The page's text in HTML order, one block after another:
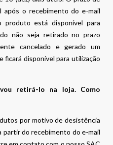
após o recebimento do e-mail
está disponível para
não seja retirado no prazo
cancelado e gerado um
ficará disponível para utilização
retirá-lo na loja. Como
por motivo de desistência
partir do recebimento do e-mail